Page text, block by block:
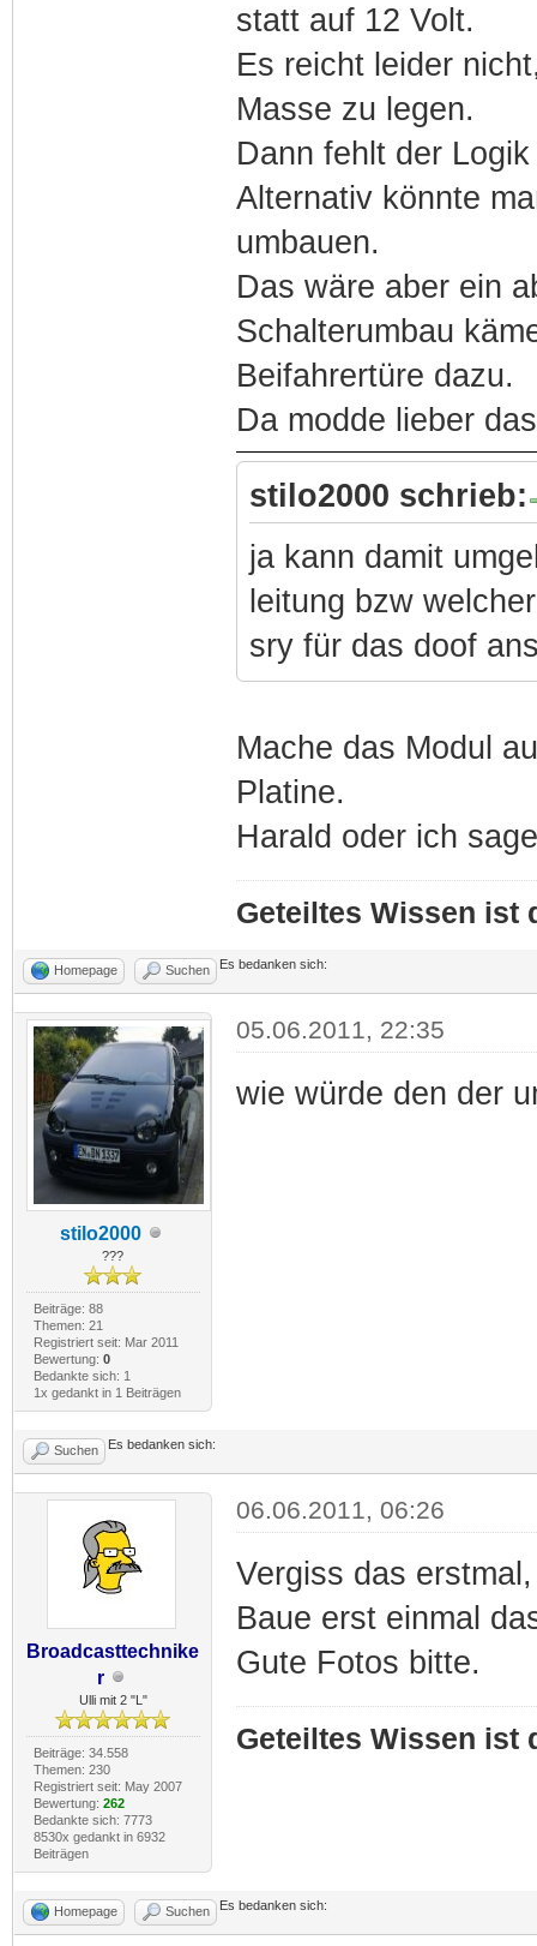
statt auf 12 Volt.
Es reicht leider
Masse zu legen.
Dann fehlt der
Alternativ könnte
umbauen.
Das wäre aber ein
Schalterumbau
Beifahrertüre dazu.
Da modde lieber
stilo2000 schrieb:
ja kann damit
leitung bzw
sry für das doof
Mache das Modul
Platine.
Harald oder ich
Geteiltes Wissen ist
Homepage Suchen Es bedanken sich:
stilo2000
???
Beiträge: 88
Themen: 21
Registriert seit: Mar 2011
Bewertung: 0
Bedankte sich: 1
1x gedankt in 1 Beiträgen
05.06.2011, 22:35
wie würde den der
Suchen Es bedanken sich:
Broadcasttechnike
r
Ulli mit 2 "L"
Beiträge: 34.558
Themen: 230
Registriert seit: May 2007
Bewertung: 262
Bedankte sich: 7773
8530x gedankt in 6932
Beiträgen
06.06.2011, 06:26
Vergiss das
Baue erst einmal
Gute Fotos bitte.
Geteiltes Wissen ist
Homepage Suchen Es bedanken sich: